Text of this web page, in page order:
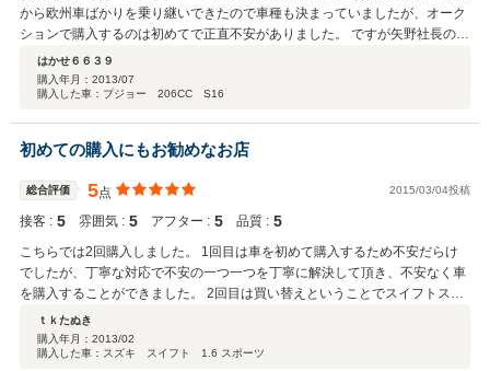
から欧州車ばかりを乗り継いできたので車種も決まっていましたが、オーク
ションで購入するのは初めてで正直不安がありました。 ですが矢野社長の細
かな気配りによって、限られた予算内で最良の個体を見つけて頂き、素地の
パーツの塗装要望にも快く応えて頂き、最高の愛車を手に入れることができ
ました。 中古車であれば国産・輸入に限らず故障はありますし、車両のトラ
思い出が出来上がっていきます。 全てはカーコンセントコストさんとの出会
いによって、非日常で最高のカーライフが始まりました。
はかせ６６３９
購入年月： 2013/07
購入した車：プジョー 206CC S16
初めての購入にもお勧めなお店
総合評価 5点 2015/03/04投稿
接客 : 5 雰囲気 : 5 アフター : 5 品質 : 5
こちらでは2回購入しました。 1回目は車を初めて購入するため不安だらけ
でしたが、丁寧な対応で不安の一つ一つを丁寧に解決して頂き、不安なく車
を購入することができました。 2回目は買い替えということでスイフトスポ
ーツを注文販売して頂きました。 こちらの予算に合わせて程度のよいものを
選んで頂き、リーズナブルに購入できました。 購入に対して真摯に、親切に
対応していただけるので、初めての中古車でも不安なく購入でき、今後もこ
ｔｋたぬき
購入年月： 2013/02
購入した車：スズキ スイフト 1.6 スポーツ